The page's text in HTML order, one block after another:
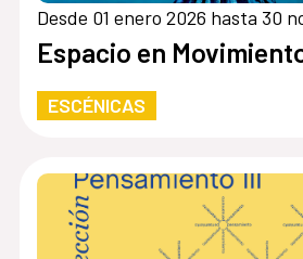
Desde 01 enero 2026 hasta 30
Espacio en
ESCÉNICAS